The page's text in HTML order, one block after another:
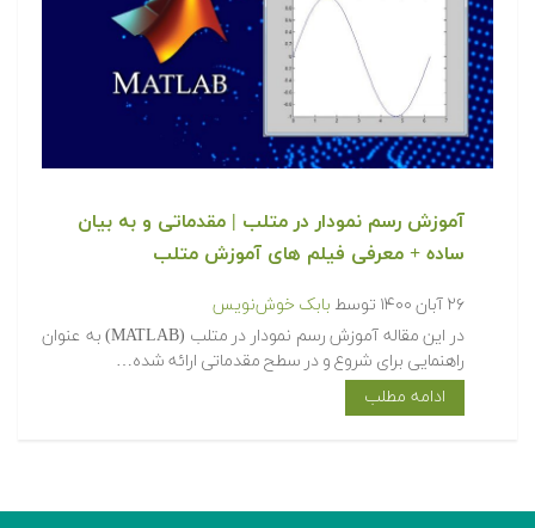
آموزش رسم نمودار در متلب | مقدماتی و به بیان
ساده + معرفی فیلم های آموزش متلب
۲۶ آبان ۱۴۰۰ توسط بابک خوش‌نویس
در این مقاله آموزش رسم نمودار در متلب (MATLAB) به عنوان
راهنمایی برای شروع و در سطح مقدماتی ارائه شده…
ادامه مطلب